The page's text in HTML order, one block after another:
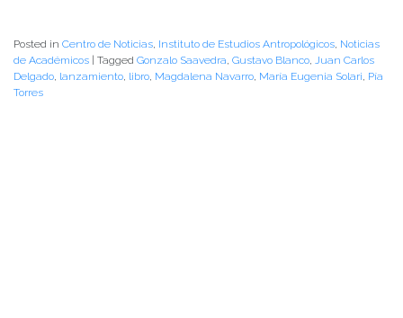
Posted in Centro de Noticias, Instituto de Estudios Antropológicos, Noticias
de Académicos | Tagged Gonzalo Saavedra, Gustavo Blanco, Juan Carlos
Delgado, lanzamiento, libro, Magdalena Navarro, María Eugenia Solari, Pía
Torres